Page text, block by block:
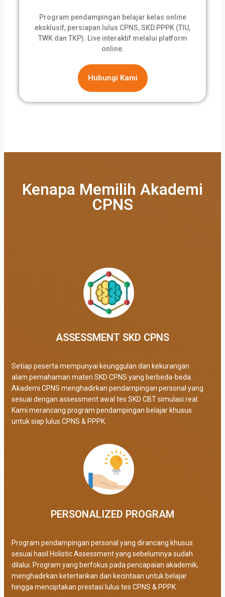
Program pendampingan belajar kelas online
eksklusif, persiapan lulus CPNS, SKD PPPK (TIU,
TWK dan TKP). Live interaktif melalui platform
online.
Hubungi Kami
Kenapa Memilih Akademi
CPNS
ASSESSMENT SKD CPNS
Setiap peserta mempunyai keunggulan dan kekurangan
alam pemahaman materi SKD CPNS yang berbeda-beda.
Akademi CPNS menghadirkan pendampingan personal yang
sesuai dengan assessment awal tes SKD CBT simulasi real.
Kami merancang program pendampingan belajar khusus
untuk siap lulus CPNS & PPPK.
PERSONALIZED PROGRAM​
Program pendampingan personal yang dirancang khusus
sesuai hasil Holistic Assessment yang sebelumnya sudah
dilalui. Program yang berfokus pada pencapaian akademik,
menghadirkan ketertarikan dan kecintaan untuk belajar
hingga menciptakan prestasi lulus tes CPNS & PPPK.